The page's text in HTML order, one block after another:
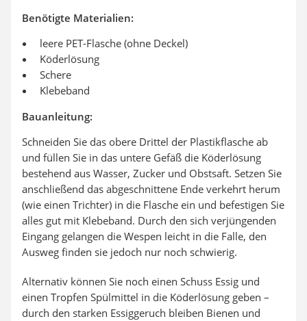
Benötigte Materialien:
leere PET-Flasche (ohne Deckel)
Köderlösung
Schere
Klebeband
Bauanleitung:
Schneiden Sie das obere Drittel der Plastikflasche ab
und füllen Sie in das untere Gefäß die Köderlösung
bestehend aus Wasser, Zucker und Obstsaft. Setzen Sie
anschließend das abgeschnittene Ende verkehrt herum
(wie einen Trichter) in die Flasche ein und befestigen Sie
alles gut mit Klebeband. Durch den sich verjüngenden
Eingang gelangen die Wespen leicht in die Falle, den
Ausweg finden sie jedoch nur noch schwierig.
Alternativ können Sie noch einen Schuss Essig und
einen Tropfen Spülmittel in die Köderlösung geben –
durch den starken Essiggeruch bleiben Bienen und